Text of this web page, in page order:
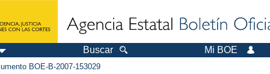
Buscar Mi BOE
BOE-B-2007-153029